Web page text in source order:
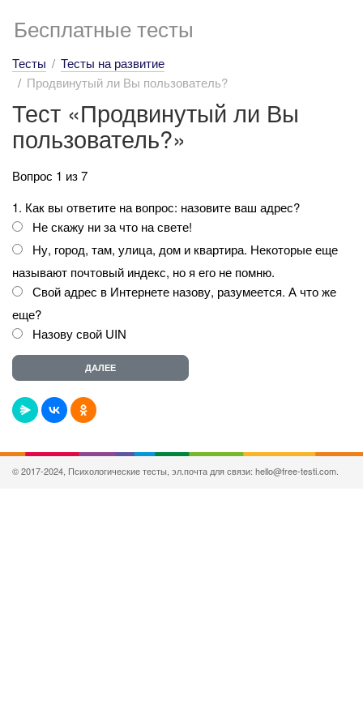
Бесплатные тесты
Тесты
Тесты на развитие
Продвинутый ли Вы пользователь?
Тест «Продвинутый ли Вы
пользователь?»
Вопрос 1 из 7
1. Как вы ответите на вопрос: назовите ваш адрес?
Не скажу ни за что на свете!
Ну, город, там, улица, дом и квартира. Некоторые еще
называют почтовый индекс, но я его не помню.
Свой адрес в Интернете назову, разумеется. А что же
еще?
Назову свой UIN
© 2017-2024, Психологические тесты, эл.почта для связи: hello@free-testi.com.